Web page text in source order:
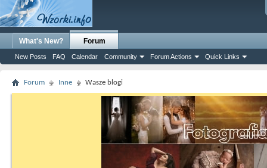
What's New? Forum
New Posts FAQ Calendar Community Forum Actions Quick Links
Forum Inne Wasze blogi